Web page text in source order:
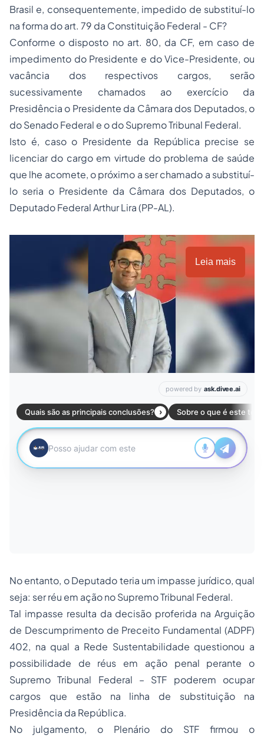
Brasil e, consequentemente, impedido de substituí-lo
na forma do art. 79 da Constituição Federal - CF?
Conforme o disposto no art. 80, da CF, em caso de
impedimento do Presidente e do Vice-Presidente, ou
vacância dos respectivos cargos, serão
sucessivamente chamados ao exercício da
Presidência o Presidente da Câmara dos Deputados, o
do Senado Federal e o do Supremo Tribunal Federal.
Isto é, caso o Presidente da República precise se
licenciar do cargo em virtude do problema de saúde
que lhe acomete, o próximo a ser chamado a substituí-
lo seria o Presidente da Câmara dos Deputados, o
Deputado Federal Arthur Lira (PP-AL).
Leia mais
No entanto, o Deputado teria um impasse jurídico, qual
seja: ser réu em ação no Supremo Tribunal Federal.
Tal impasse resulta da decisão proferida na Arguição
de Descumprimento de Preceito Fundamental (ADPF)
402, na qual a Rede Sustentabilidade questionou a
possibilidade de réus em ação penal perante o
Supremo Tribunal Federal – STF poderem ocupar
cargos que estão na linha de substituição na
Presidência da República.
No julgamento, o Plenário do STF firmou o